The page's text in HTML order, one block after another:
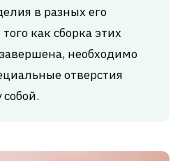
в разных его
как сборка этих
необходимо
отверстия